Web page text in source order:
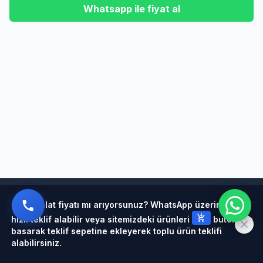
Whatsapp ile fiyat al
Çelik halat fiyatı mı arıyorsunuz? WhatsApp üzerinden
hızlı teklif alabilir veya sitemizdeki ürünleri
add_shopping_cart
butonuna
basarak teklif sepetine ekleyerek toplu ürün teklifi
alabilirsiniz.